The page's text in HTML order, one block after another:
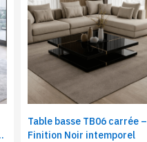
Table basse TB06 carrée –
Finition Noir intemporel